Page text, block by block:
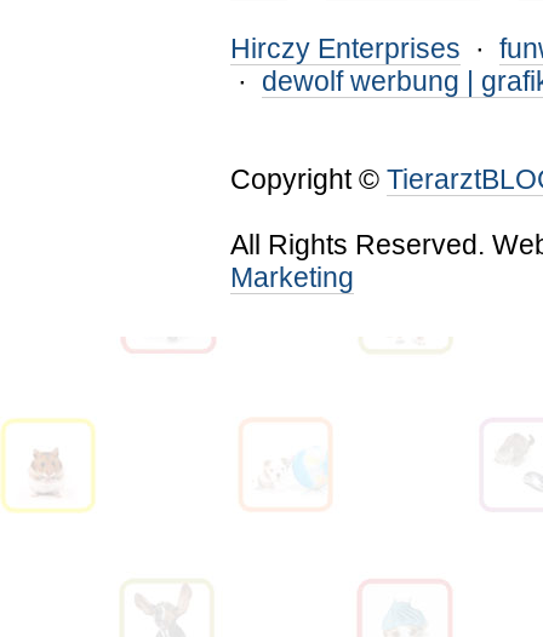
Hirczy Enterprises ·
· dewolf werbung |
Copyright ©
All Rights Reserved.
Marketing